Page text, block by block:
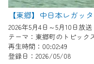
【東郷】中日本レガッタ
2026年5月4日～5月10日放送
テーマ：東郷町のトピック
再生時間：00:02:49
登録日：2026/05/08
の画面が「メンテ
が、ご了承の程よろ